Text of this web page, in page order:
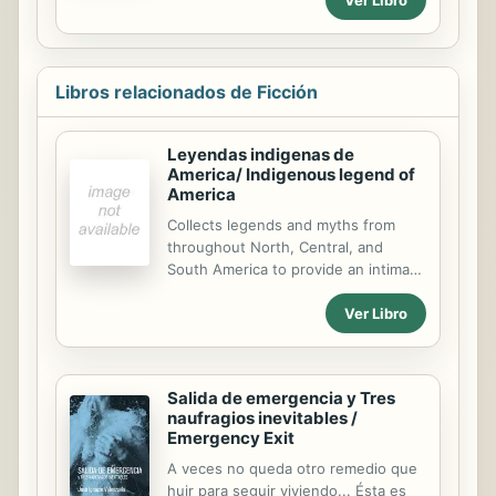
continente americano: los
antropófagos y temibles caribes.
Siguiendo el rastro de sus
un continente virgen habitado por
pobladores singulares, una
costumbres y una cultura que
chocarán violentamente con las de
los conquistadores de esta tierra
mágica.
Libros relacionados de Ficción
Leyendas indigenas de
America/ Indigenous legend of
America
Collects legends and myths from
throughout North, Central, and
South America to provide an intimate
glimpse into the lives and beliefs of
native Americans on the
supernatural, nature, and their own
includes stories from the Apache,
Chibchas, Maya, Aztec, Inuit, and
many other tribes.
Ver Libro
Salida de emergencia y Tres
naufragios inevitables /
Emergency Exit
A veces no queda otro remedio que
huir para seguir viviendo... Ésta es